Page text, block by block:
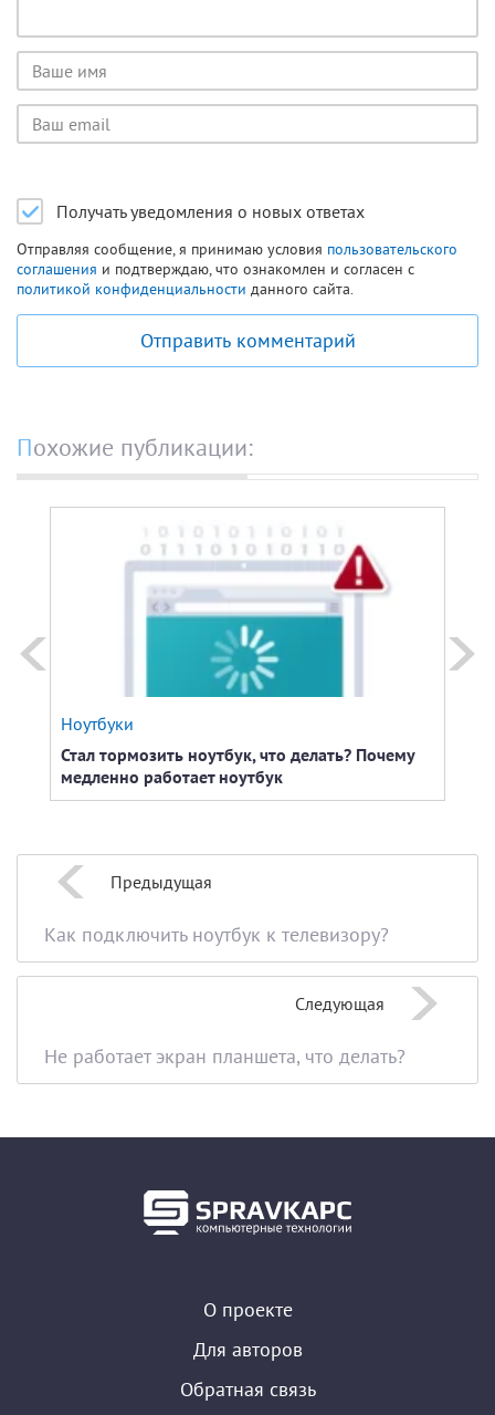
Имя
пользователя
Email
пользователя
Получать уведомления о новых ответах
Отправляя сообщение, я принимаю условия пользовательского
соглашения и подтверждаю, что ознакомлен и согласен с
политикой конфиденциальности данного сайта.
Отправить комментарий
Похожие публикации:
Ноутбуки
Стал тормозить ноутбук, что делать? Почему
медленно работает ноутбук
Предыдущая
Как подключить ноутбук к телевизору?
Следующая
Не работает экран планшета, что делать?
О проекте
Для авторов
Обратная связь